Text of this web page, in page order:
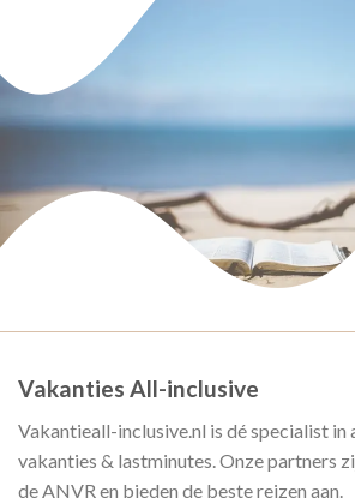
Vakanties All-inclusive
Vakantieall-inclusive.nl is dé specialist in
vakanties & lastminutes. Onze partners
de ANVR en bieden de beste reizen aan.